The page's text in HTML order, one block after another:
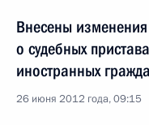
Внесены
о судебных
иностранных
26 июня 2012 года, 09:15